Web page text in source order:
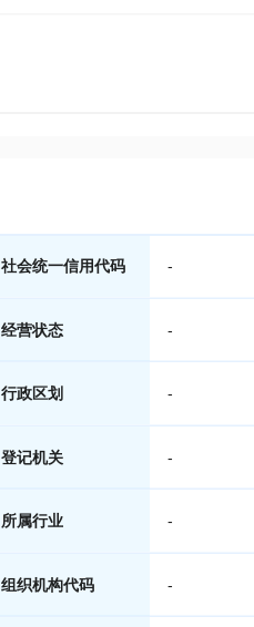
社会统一信用代码 -
经营状态 -
行政区划 -
登记机关 -
所属行业 -
组织机构代码 -